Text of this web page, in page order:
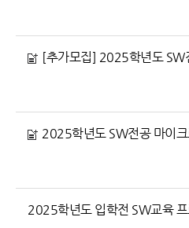
2025학년도 SW전공 마이